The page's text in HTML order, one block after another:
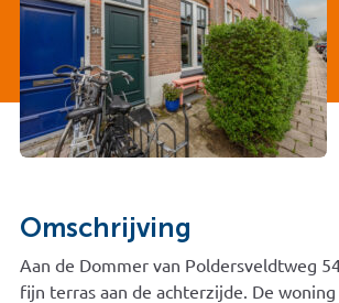
Omschrijving
Aan de Dommer van Poldersveldtweg
fijn terras aan de achterzijde. De